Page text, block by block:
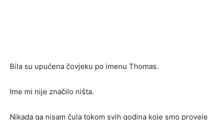
Bila su upućena čovjeku po imenu Thomas.
Ime mi nije značilo ništa.
Nikada ga nisam čula tokom svih godina koje smo provele